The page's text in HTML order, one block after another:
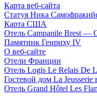
Карта веб-сайта
Статуя Ника
Карта США
Отель Campanile Brest —
Памятник Генриху IV
О веб-сайте
Отели Франции
Отель Logis Le Relais De
Гостевой дом La
Отель Grand Hôtel Les